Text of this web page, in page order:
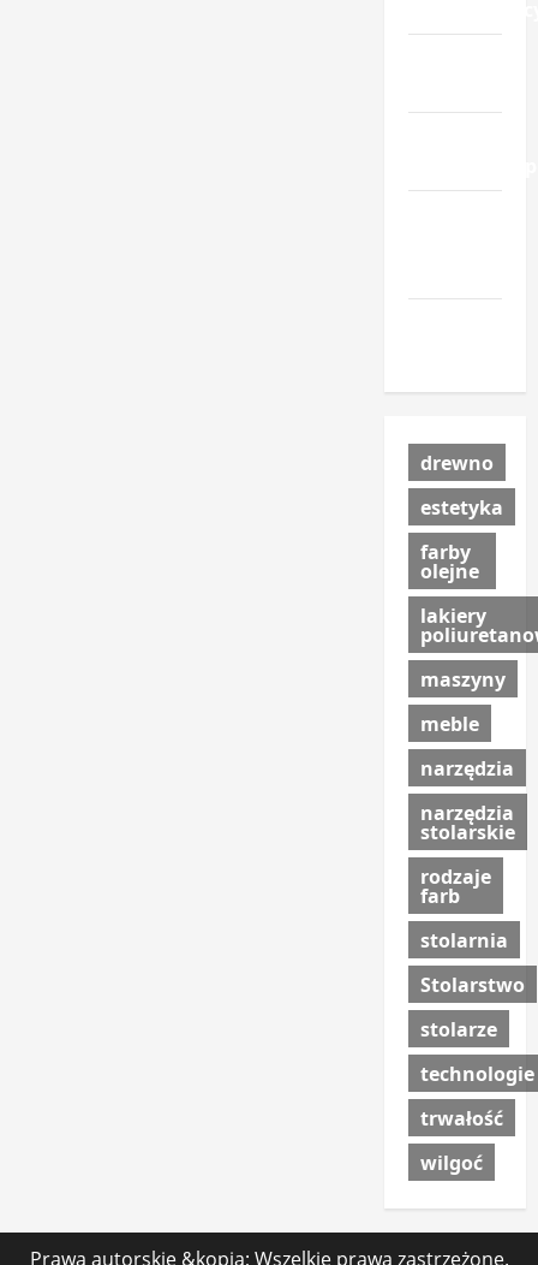
drewno
estetyka
farby
olejne
lakiery
maszyny
meble
narzędzia
narzędzia
stolarskie
rodzaje
farb
stolarnia
Stolarstwo
stolarze
technologie
trwałość
wilgoć
Prawa autorskie &kopia; Wszelkie prawa zastrzeżone.